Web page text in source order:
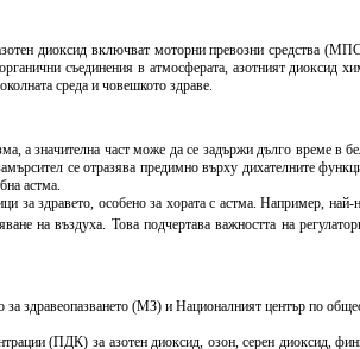
диоксид включват моторни превозни средства
съединения в атмосферата, азотният диоксид
среда и човешкото здраве.
а значителна част може да се задържи дълго време в
се отразява предимно върху дихателните
астма.
за здравето, особено за хората с астма. Например,
на въздуха. Това подчертава важността на
здравеопазването (МЗ) и Националният център по
(ПДК) за азотен диоксид, озон, серен диоксид,